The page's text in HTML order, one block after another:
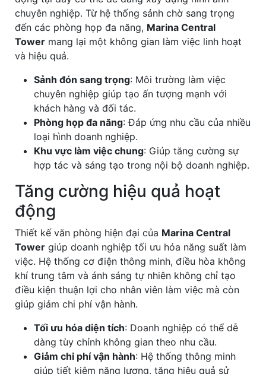
chuyên nghiệp. Từ hệ thống sảnh chờ sang trọng
đến các phòng họp đa năng, Marina Central
Tower mang lại một không gian làm việc linh hoạt
và hiệu quả.
Sảnh đón sang trọng: Môi trường làm việc
chuyên nghiệp giúp tạo ấn tượng mạnh với
khách hàng và đối tác.
Phòng họp đa năng: Đáp ứng nhu cầu của nhiều
loại hình doanh nghiệp.
Khu vực làm việc chung: Giúp tăng cường sự
hợp tác và sáng tạo trong nội bộ doanh nghiệp.
Tăng cường hiệu quả hoạt
động
Thiết kế văn phòng hiện đại của Marina Central
Tower giúp doanh nghiệp tối ưu hóa năng suất làm
việc. Hệ thống cơ điện thông minh, điều hòa không
khí trung tâm và ánh sáng tự nhiên không chỉ tạo
điều kiện thuận lợi cho nhân viên làm việc mà còn
giúp giảm chi phí vận hành.
Tối ưu hóa diện tích: Doanh nghiệp có thể dễ
dàng tùy chỉnh không gian theo nhu cầu.
Giảm chi phí vận hành: Hệ thống thông minh
giúp tiết kiệm năng lượng, tăng hiệu quả sử